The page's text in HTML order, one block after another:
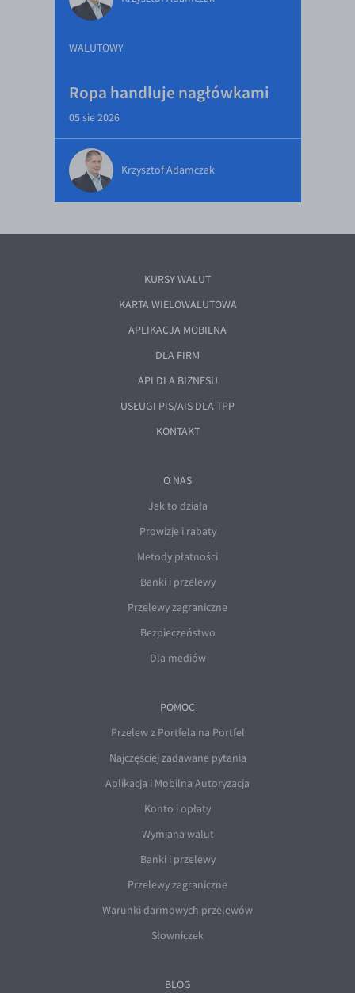
WALUTOWY
Ropa handluje nagłówkami
05 sie 2026
Krzysztof Adamczak
KURSY WALUT
KARTA WIELOWALUTOWA
APLIKACJA MOBILNA
DLA FIRM
API DLA BIZNESU
USŁUGI PIS/AIS DLA TPP
KONTAKT
O NAS
Jak to działa
Prowizje i rabaty
Metody płatności
Banki i przelewy
Przelewy zagraniczne
Bezpieczeństwo
Dla mediów
POMOC
Przelew z Portfela na Portfel
Najczęściej zadawane pytania
Aplikacja i Mobilna Autoryzacja
Konto i opłaty
Wymiana walut
Banki i przelewy
Przelewy zagraniczne
Warunki darmowych przelewów
Słowniczek
BLOG